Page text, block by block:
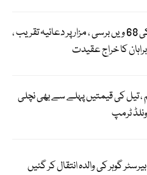
میجر طفیل شہید کی 68 ویں برسی ، مزار پر دعائیہ تقریب ،
کا خراج عقیدت
، تیل کی قیمتیں پہلے سے بھی نچلی
ٹرمپ
گوہر کی والدہ انتقال کر گئیں